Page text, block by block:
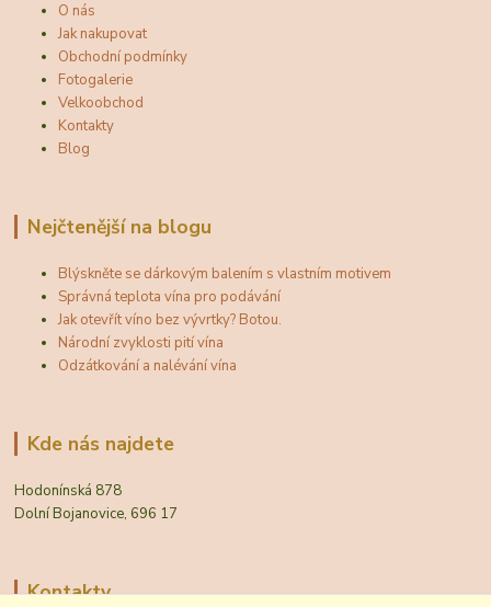
O nás
Jak nakupovat
Obchodní podmínky
Fotogalerie
Velkoobchod
Kontakty
Blog
Nejčtenější na blogu
Blýskněte se dárkovým balením s vlastním motivem
Správná teplota vína pro podávání
Jak otevřít víno bez vývrtky? Botou.
Národní zvyklosti pití vína
Odzátkování a nalévání vína
Kde nás najdete
Hodonínská 878
Dolní Bojanovice, 696 17
Kontakty